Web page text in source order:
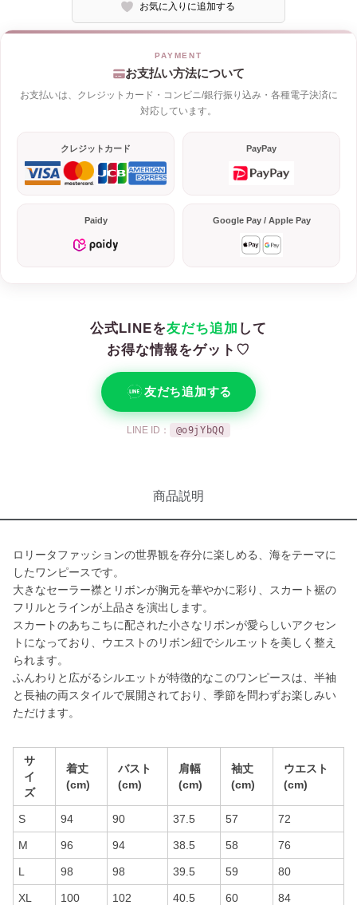
お気に入りに追加する
お支払い方法について
お支払いは、クレジットカード・コンビニ/銀行振り込み・各種電子決済に
対応しています。
クレジットカード PayPay
Paidy Google Pay / Apple Pay
公式LINEを友だち追加 して
お得な情報をゲット♡
友だち追加する
LINE ID： @o9jYbQQ
商品説明
ロリータファッションの世界観を存分に楽しめる、海をテーマに
したワンピースです。
大きなセーラー襟とリボンが胸元を華やかに彩り、スカート裾の
フリルとラインが上品さを演出します。
スカートのあちこちに配された小さなリボンが愛らしいアクセン
トになっており、ウエストのリボン紐でシルエットを美しく整え
られます。
ふんわりと広がるシルエットが特徴的なこのワンピースは、半袖
と長袖の両スタイルで展開されており、季節を問わずお楽しみい
ただけます。
サ
イ
ズ
着丈
(cm)
バスト
(cm)
肩幅
(cm)
袖丈
(cm)
ウエスト
(cm)
S 94 90 37.5 57 72
M 96 94 38.5 58 76
L 98 98 39.5 59 80
XL 100 102 40.5 60 84